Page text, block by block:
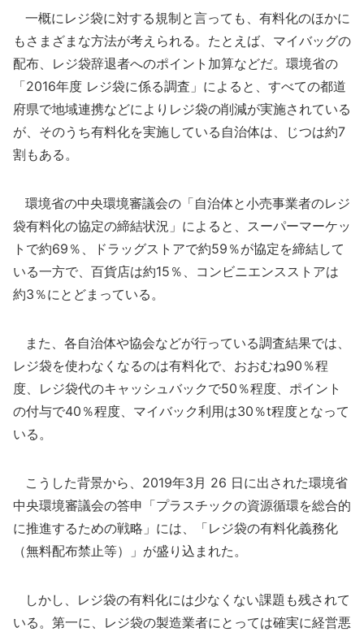
一概にレジ袋に対する規制と言っても、有料化のほかに
もさまざまな方法が考えられる。たとえば、マイバッグの
配布、レジ袋辞退者へのポイント加算などだ。環境省の
「2016年度 レジ袋に係る調査」によると、すべての都道
府県で地域連携などによりレジ袋の削減が実施されている
が、そのうち有料化を実施している自治体は、じつは約7
割もある。
環境省の中央環境審議会の「自治体と小売事業者のレジ
袋有料化の協定の締結状況」によると、スーパーマーケッ
トで約69％、ドラッグストアで約59％が協定を締結して
いる一方で、百貨店は約15％、コンビニエンスストアは
約3％にとどまっている。
また、各自治体や協会などが行っている調査結果では、
レジ袋を使わなくなるのは有料化で、おおむね90％程
度、レジ袋代のキャッシュバックで50％程度、ポイント
の付与で40％程度、マイバック利用は30％t程度となって
いる。
こうした背景から、2019年3月 26 日に出された環境省
中央環境審議会の答申「プラスチックの資源循環を総合的
に推進するための戦略」には、「レジ袋の有料化義務化
（無料配布禁止等）」が盛り込まれた。
しかし、レジ袋の有料化には少なくない課題も残されて
いる。第一に、レジ袋の製造業者にとっては確実に経営悪